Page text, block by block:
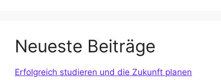
Neueste Beiträge
Erfolgreich studieren und die Zukunft planen